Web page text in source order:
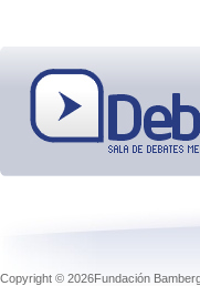
Copyright © 2026Fundación